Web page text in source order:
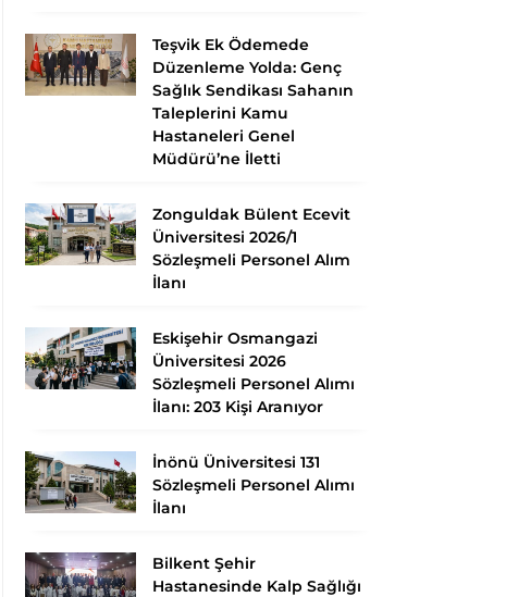
Teşvik Ek Ödemede
Düzenleme Yolda: Genç
Sağlık Sendikası Sahanın
Taleplerini Kamu
Hastaneleri Genel
Müdürü’ne İletti
Zonguldak Bülent Ecevit
Üniversitesi 2026/1
Sözleşmeli Personel Alım
İlanı
Eskişehir Osmangazi
Üniversitesi 2026
Sözleşmeli Personel Alımı
İlanı: 203 Kişi Aranıyor
İnönü Üniversitesi 131
Sözleşmeli Personel Alımı
İlanı
Bilkent Şehir
Hastanesinde Kalp Sağlığı